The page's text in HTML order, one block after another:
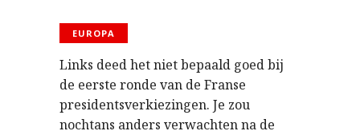
EUROPA
Links deed het niet bepaald goed bij
de eerste ronde van de Franse
presidentsverkiezingen. Je zou
nochtans anders verwachten na de